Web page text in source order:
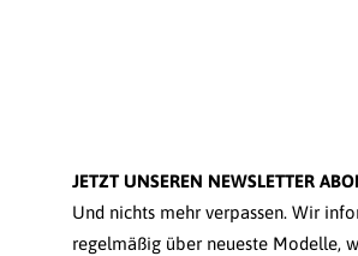
JETZT UNSEREN NEWSLETTER
Und nichts mehr verpassen. Wir
regelmäßig über neueste Modelle,